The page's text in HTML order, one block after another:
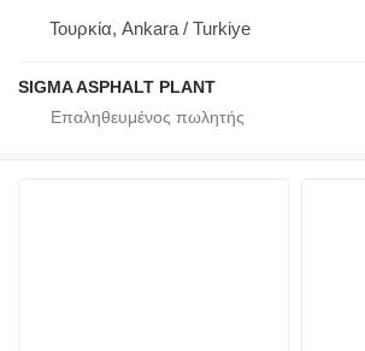
Τουρκία, Ankara / Turkiye
SIGMA ASPHALT PLANT